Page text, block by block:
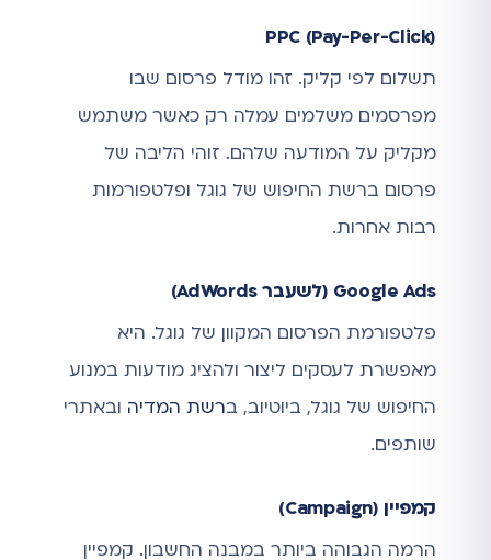
PPC (Pay-Per-Click)
תשלום לפי קליק. זהו מודל פרסום שבו
מפרסמים משלמים עמלה רק כאשר משתמש
מקליק על המודעה שלהם. זוהי הליבה של
פרסום ברשת החיפוש של גוגל ופלטפורמות
רבות אחרות.
Google Ads (לשעבר AdWords)
פלטפורמת הפרסום המקוון של גוגל. היא
מאפשרת לעסקים ליצור ולהציג מודעות במנוע
החיפוש של גוגל, ביוטיוב, ברשת המדיה ובאתרי
שותפים.
קמפיין (Campaign)
הרמה הגבוהה ביותר במבנה החשבון. קמפיין